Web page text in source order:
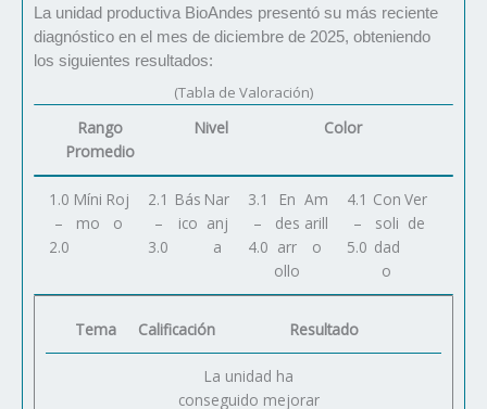
La unidad productiva BioAndes presentó su más reciente
diagnóstico en el mes de diciembre de 2025, obteniendo
los siguientes resultados:
(Tabla de Valoración)
Rango
Promedio
Nivel Color
1.0
–
2.0
Míni
mo
Roj
o
2.1
–
3.0
Bás
ico
Nar
anj
a
3.1
–
4.0
En
des
arr
ollo
Am
arill
o
4.1
–
5.0
Con
soli
dad
o
Ver
de
Tema Calificación Resultado
La unidad ha
conseguido mejorar